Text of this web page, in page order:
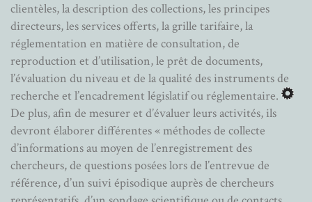
clientèles, la description des collections, les principes
directeurs, les services offerts, la grille tarifaire, la
réglementation en matière de consultation, de
reproduction et d’utilisation, le prêt de documents,
l’évaluation du niveau et de la qualité des instruments de
recherche et l’encadrement législatif ou réglementaire.
De plus, afin de mesurer et d’évaluer leurs activités, ils
devront élaborer différentes « méthodes de collecte
d’informations au moyen de l’enregistrement des
chercheurs, de questions posées lors de l’entrevue de
référence, d’un suivi épisodique auprès de chercheurs